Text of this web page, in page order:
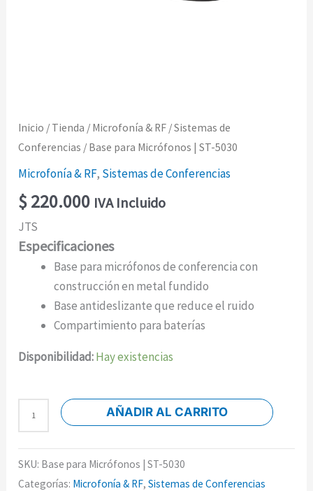
Inicio / Tienda / Microfonía & RF /Sistemas de
Conferencias / Base para Micrófonos | ST-5030
Microfonía & RF, Sistemas de Conferencias
$220.000 IVA Incluido
JTS
Especificaciones
Base para micrófonos de conferencia con
construcción en metal fundido
Base antideslizante que reduce el ruido
Compartimiento para baterías
Disponibilidad:Hay existencias
AÑADIR AL CARRITO
SKU: Base para Micrófonos | ST-5030
Categorías: Microfonía & RF,Sistemas de Conferencias